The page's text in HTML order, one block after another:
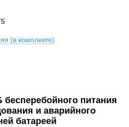
(в комплекте)
питания
и аварийного
батареей